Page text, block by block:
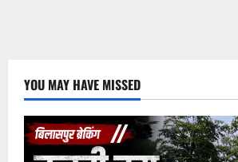
YOU MAY HAVE MISSED